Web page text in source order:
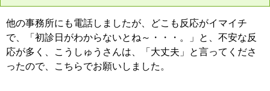
他の事務所にも電話しましたが、どこも反応がイマイチ
で、「初診日がわからないとね～・・・。」と、不安な反
応が多く、こうしゅうさんは、「大丈夫」と言ってくださ
ったので、こちらでお願いしました。